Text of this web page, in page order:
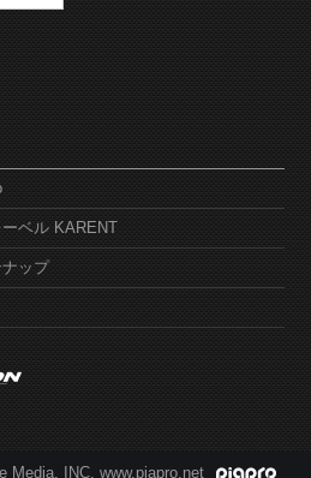
ベル KARENT
ップ
Media, INC. www.piapro.net